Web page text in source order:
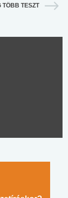
TÖBB TESZT